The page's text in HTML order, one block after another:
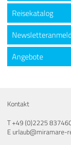
Reisekatalog
Angebote
Kontakt
T+49 (0)2225
E urlaub@miramare-